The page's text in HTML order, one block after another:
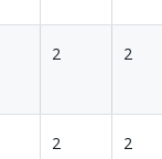
2 2
2 2